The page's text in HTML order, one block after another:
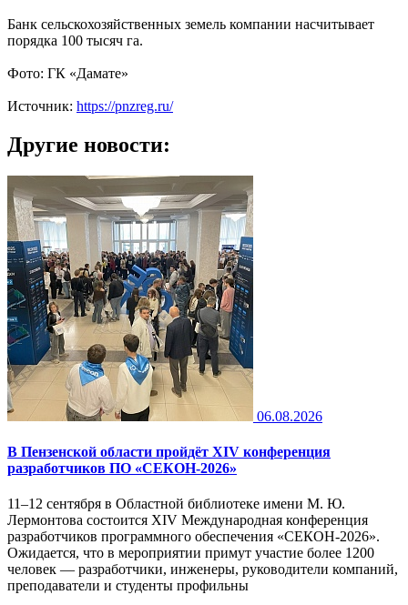
Банк сельскохозяйственных земель компании насчитывает
порядка 100 тысяч га.
Фото: ГК «Дамате»
Источник: https://pnzreg.ru/
Другие новости:
06.08.2026
В Пензенской области пройдёт XIV конференция
разработчиков ПО «СЕКОН-2026»
11–12 сентября в Областной библиотеке имени М. Ю.
Лермонтова состоится XIV Международная конференция
разработчиков программного обеспечения «СЕКОН-2026».
Ожидается, что в мероприятии примут участие более 1200
человек — разработчики, инженеры, руководители компаний,
преподаватели и студенты профильны